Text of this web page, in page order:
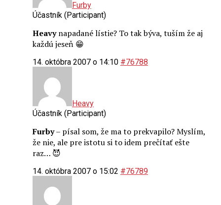
Furby
Účastník (Participant)
Heavynapadané lístie? To tak býva, tuším že aj
každú jeseň 😁
14. októbra 2007 o 14:10 #76788
Heavy
Účastník (Participant)
Furby– písal som, že ma to prekvapilo? Myslím,
že nie, ale pre istotu si to idem prečítať ešte
raz… 😈
14. októbra 2007 o 15:02 #76789